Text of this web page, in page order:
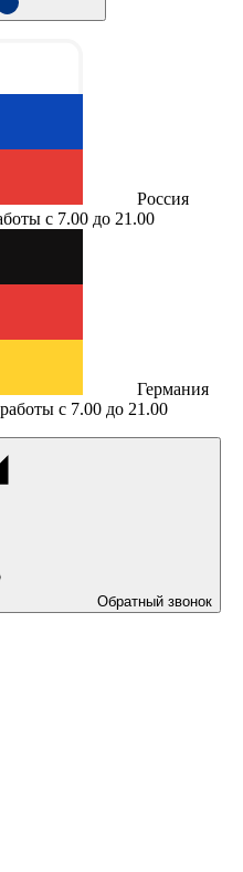
Россия
с 7.00 до 21.00
Германия
с 7.00 до 21.00
Обратный звонок